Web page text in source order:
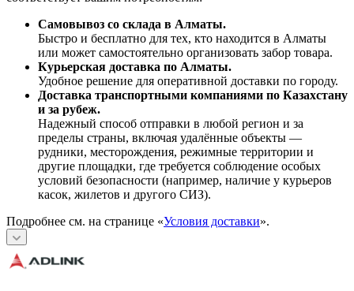
Самовывоз со склада в Алматы.
Быстро и бесплатно для тех, кто находится в Алматы
или может самостоятельно организовать забор товара.
Курьерская доставка по Алматы.
Удобное решение для оперативной доставки по городу.
Доставка транспортными компаниями по Казахстану
и за рубеж.
Надежный способ отправки в любой регион и за
пределы страны, включая удалённые объекты —
рудники, месторождения, режимные территории и
другие площадки, где требуется соблюдение особых
условий безопасности (например, наличие у курьеров
касок, жилетов и другого СИЗ).
Подробнее см. на странице «Условия доставки».